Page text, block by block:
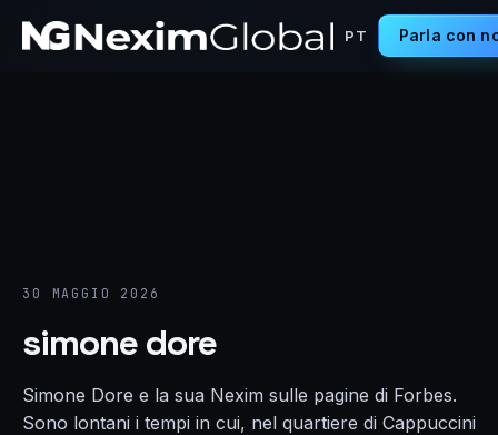
PT Parla con
30 MAGGIO 2026
simone dore
Simone Dore e la sua Nexim sulle pagine di Forbes.
Sono lontani i tempi in cui, nel quartiere di Cappuccini